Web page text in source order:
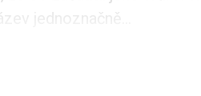
jednoznačně...